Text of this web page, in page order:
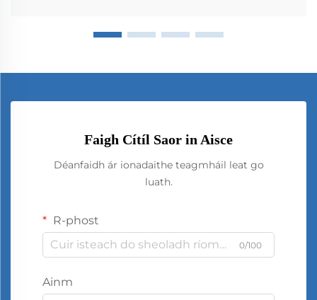
Faigh Cítíl Saor in Aisce
Déanfaidh ár ionadaithe teagmháil leat go
luath.
R-phost
0/100
Ainm